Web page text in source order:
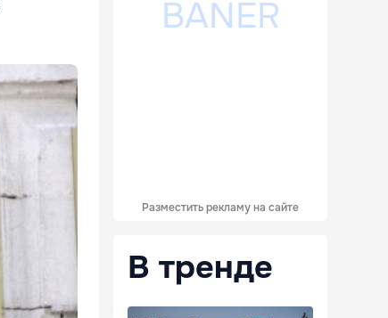
Разместить рекламу на сайте
В тренде